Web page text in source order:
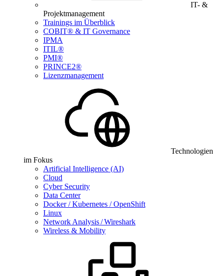
IT- &
Projektmanagement
Trainings im Überblick
COBIT® & IT Governance
IPMA
ITIL®
PMI®
PRINCE2®
Lizenzmanagement
Technologien
im Fokus
Artificial Intelligence (AI)
Cloud
Cyber Security
Data Center
Docker / Kubernetes / OpenShift
Linux
Network Analysis / Wireshark
Wireless & Mobility